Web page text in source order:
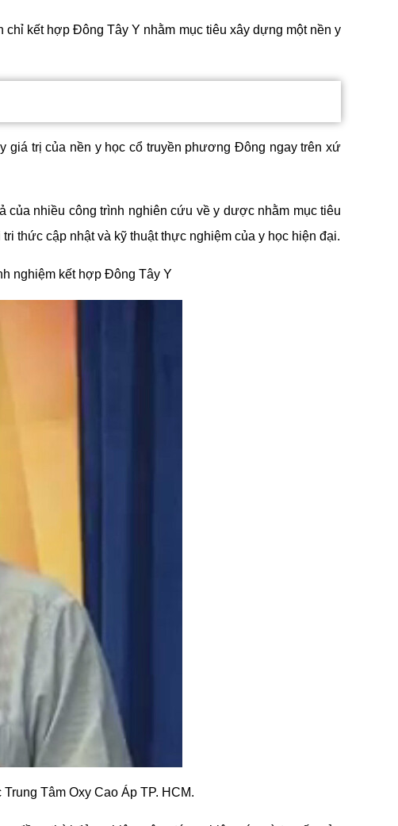
kết hợp Đông Tây Y nhằm mục tiêu xây dựng một nền y
trị của nền y học cổ truyền phương Đông ngay trên xứ
nhiều công trình nghiên cứu về y dược nhằm mục tiêu
thức cập nhật và kỹ thuật thực nghiệm của y học hiện đại.
nghiệm kết hợp Đông Tây Y
Tâm Oxy Cao Áp TP. HCM.